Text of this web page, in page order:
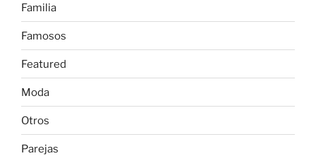
Familia
Famosos
Featured
Moda
Otros
Parejas